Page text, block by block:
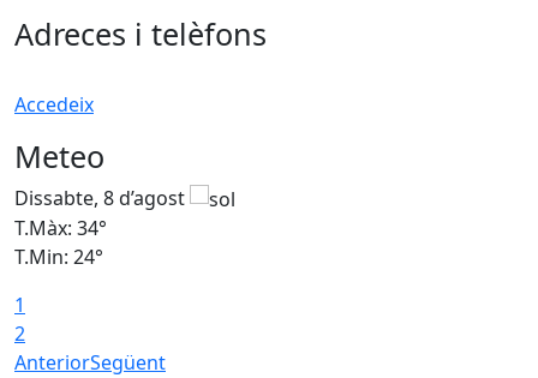
Adreces i telèfons
Accedeix
Meteo
Dissabte, 8 d’agost
T.Màx: 34°
T.Min: 24°
1
2
AnteriorSegüent